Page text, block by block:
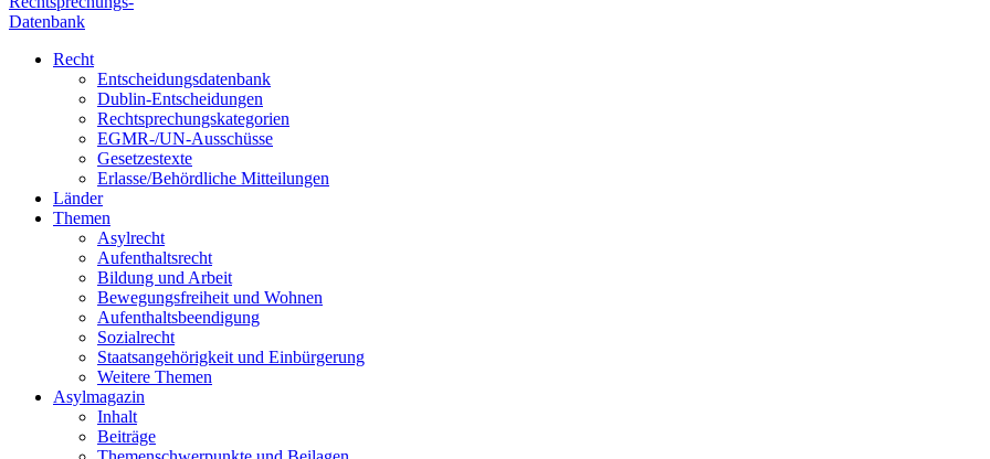
Datenbank
Recht
Entscheidungsdatenbank
Dublin-Entscheidungen
Rechtsprechungskategorien
EGMR-/UN-Ausschüsse
Gesetzestexte
Erlasse/Behördliche Mitteilungen
Länder
Themen
Asylrecht
Aufenthaltsrecht
Bildung und Arbeit
Bewegungsfreiheit und Wohnen
Aufenthaltsbeendigung
Sozialrecht
Staatsangehörigkeit und Einbürgerung
Weitere Themen
Asylmagazin
Inhalt
Beiträge